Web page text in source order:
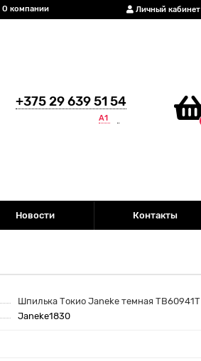
Личный кабинет
О компании
+375 29 639 51 54
А1
Новости Контакты
Шпилька Токио Janeke темная TB60941T
Janeke1830